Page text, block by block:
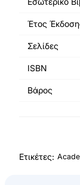
Έτος
Σελίδες
ISBN
Βάρος
Ετικέτες: